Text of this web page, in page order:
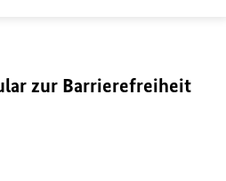
zur Barrierefreiheit